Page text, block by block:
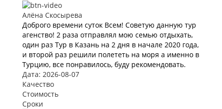
Алёна Скосырева
Доброго времени суток Всем! Советую данную тур
агенство! 2 раза отправлял мою семью отдыхать,
один раз Тур в Казань на 2 дня в начале 2020 года,
и второй раз решили полететь на моря а именно в
Турцию, все понравилось, буду рекомендовать.
Дата: 2026-08-07
Качество
Стоимость
Сроки